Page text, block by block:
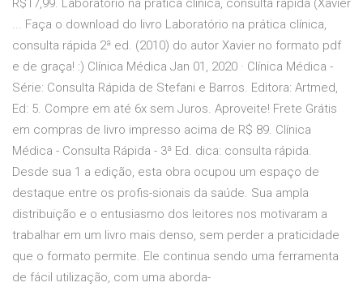
R$17,99. Laboratório na prática clínica, consulta rápida (Xavier
... Faça o download do livro Laboratório na prática clínica,
consulta rápida 2ª ed. (2010) do autor Xavier no formato pdf
e de graça! :) Clínica Médica Jan 01, 2020 · Clínica Médica -
Série: Consulta Rápida de Stefani e Barros. Editora: Artmed,
Ed: 5. Compre em até 6x sem Juros. Aproveite! Frete Grátis
em compras de livro impresso acima de R$ 89. Clínica
Médica - Consulta Rápida - 3ª Ed. dica: consulta rápida.
Desde sua 1 a edição, esta obra ocupou um espaço de
destaque entre os profis-sionais da saúde. Sua ampla
distribuição e o entusiasmo dos leitores nos motivaram a
trabalhar em um livro mais denso, sem perder a praticidade
que o formato permite. Ele continua sendo uma ferramenta
de fácil utilização, com uma aborda-